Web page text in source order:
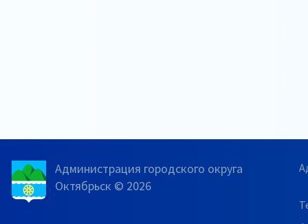
Администрация городского округа
Октябрьск © 2026